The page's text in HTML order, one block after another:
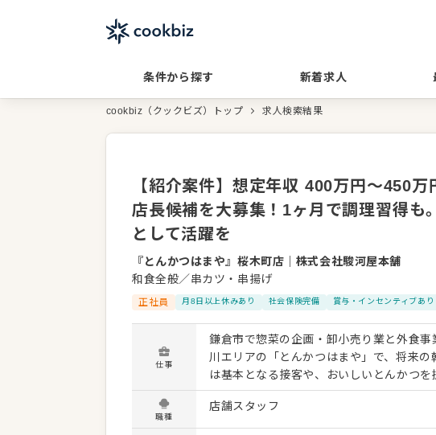
条件から探す 新着求人
cookbiz（クックビズ）トップ 求人検索結果
【紹介案件】想定年収 400万円～450
店長候補を大募集！1ヶ月で調理習得も
として活躍を
『とんかつはまや』桜木町店
株式会社駿河屋本舗
和食全般／串カツ・串揚げ
正社員 月8日以上休みあり 社会保険完備 賞与・インセンティブあり
仕事
鎌倉市で惣菜の企画・卸小売り業と外食
川エリアの「とんかつはまや」で、将来の
は基本となる接客や、おいしいとんかつ
ていきましょう！調理は野菜のカットや
やカットが済んだ肉を使用するため、1ヶ月程度で
たら、以下の店舗運営全般をお任せします。 ・
職種
店舗スタッフ